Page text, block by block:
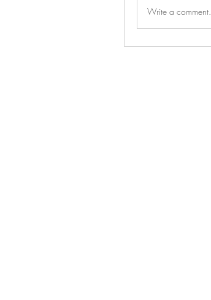
Write a comment...